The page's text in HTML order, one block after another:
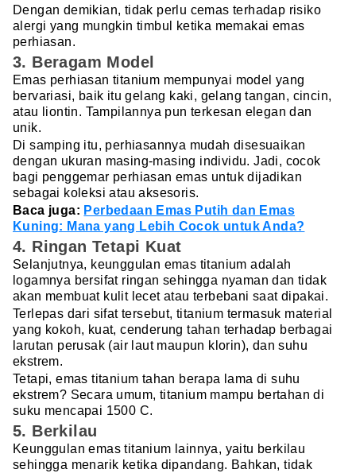
Dengan demikian, tidak perlu cemas terhadap risiko
alergi yang mungkin timbul ketika memakai emas
perhiasan.
3. Beragam Model
Emas perhiasan titanium mempunyai model yang
bervariasi, baik itu gelang kaki, gelang tangan, cincin,
atau liontin. Tampilannya pun terkesan elegan dan
unik.
Di samping itu, perhiasannya mudah disesuaikan
dengan ukuran masing-masing individu. Jadi, cocok
bagi penggemar perhiasan emas untuk dijadikan
sebagai koleksi atau aksesoris.
Baca juga: Perbedaan Emas Putih dan Emas
Kuning: Mana yang Lebih Cocok untuk Anda?
4. Ringan Tetapi Kuat
Selanjutnya, keunggulan emas titanium adalah
logamnya bersifat ringan sehingga nyaman dan tidak
akan membuat kulit lecet atau terbebani saat dipakai.
Terlepas dari sifat tersebut, titanium termasuk material
yang kokoh, kuat, cenderung tahan terhadap berbagai
larutan perusak (air laut maupun klorin), dan suhu
ekstrem.
Tetapi, emas titanium tahan berapa lama di suhu
ekstrem? Secara umum, titanium mampu bertahan di
suku mencapai 1500 C.
5. Berkilau
Keunggulan emas titanium lainnya, yaitu berkilau
sehingga menarik ketika dipandang. Bahkan, tidak